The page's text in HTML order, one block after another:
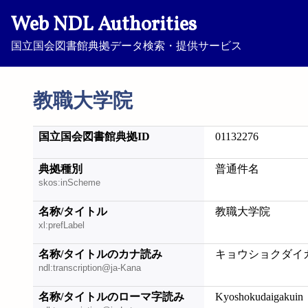
Web NDL Authorities
国立国会図書館典拠データ検索・提供サービス
教職大学院
国立国会図書館典拠ID 01132276
典拠種別
skos:inScheme
普通件名
名称/タイトル
xl:prefLabel
教職大学院
名称/タイトルのカナ読み
ndl:transcription@ja-Kana
キョウショクダイ
名称/タイトルのローマ字読み Kyoshokudaigakuin